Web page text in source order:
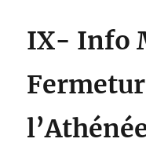
IX- Info